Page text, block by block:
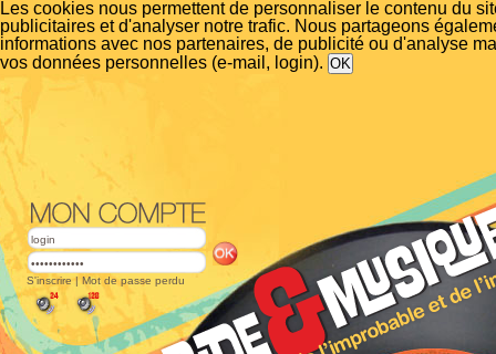
Les cookies nous permettent de personnaliser le contenu du
publicitaires et d'analyser notre trafic. Nous partageons
informations avec nos partenaires, de publicité ou d'analyse
vos données personnelles (e-mail, login).
S'inscrire | Mot de passe perdu